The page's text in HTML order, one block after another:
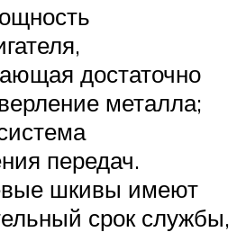
достаточно
металла;
передач.
шкивы имеют
срок службы,